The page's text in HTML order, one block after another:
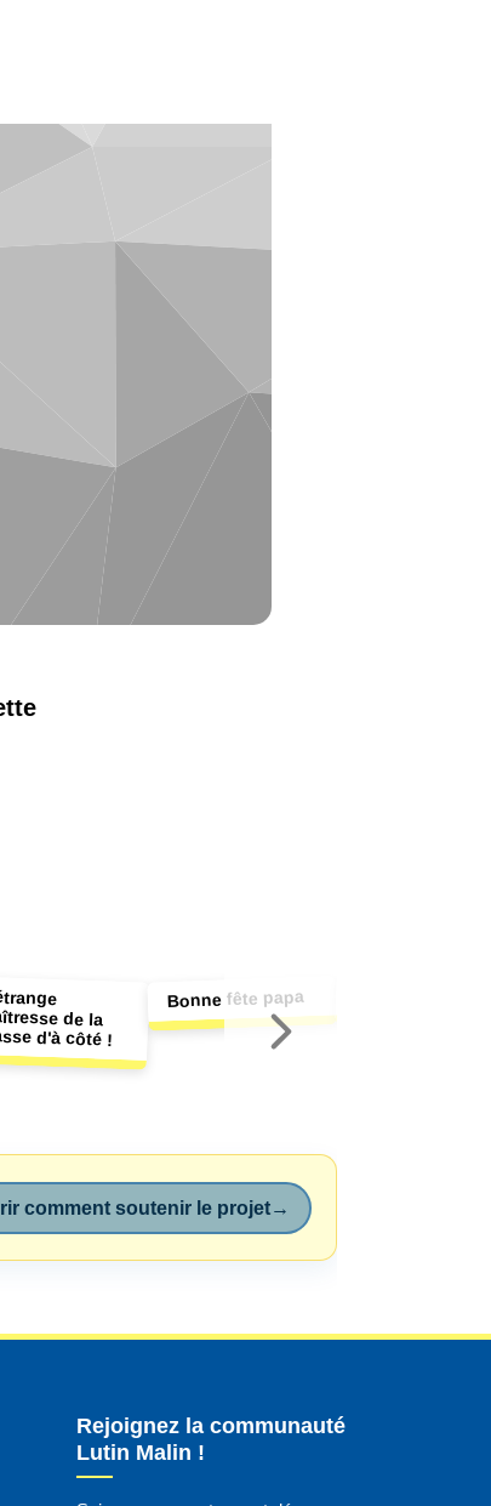
de la
d'à côté !
Bonne fête papa
comment soutenir le projet→
Rejoignez la communauté
Lutin Malin !